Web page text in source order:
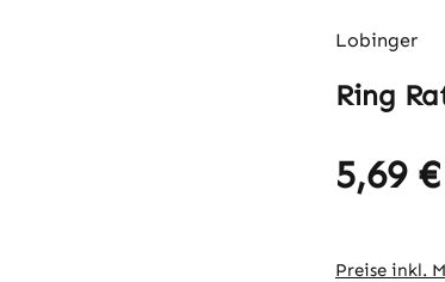
Lobinger
Ring
Regulärer
5,69 €
Preise inkl.